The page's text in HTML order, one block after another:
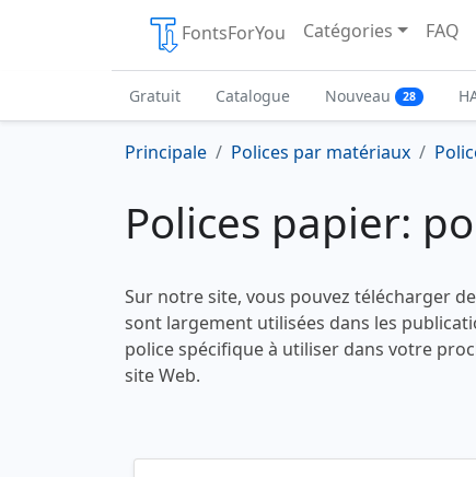
FontsForYou Catégories FAQ
Gratuit Catalogue Nouveau 28
Principale Polices par matériaux
Polices papier:
Sur notre site, vous pouvez télécharger
sont largement utilisées dans les
police spécifique à utiliser dans votre
site Web.